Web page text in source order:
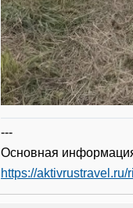
---
Основная
https://